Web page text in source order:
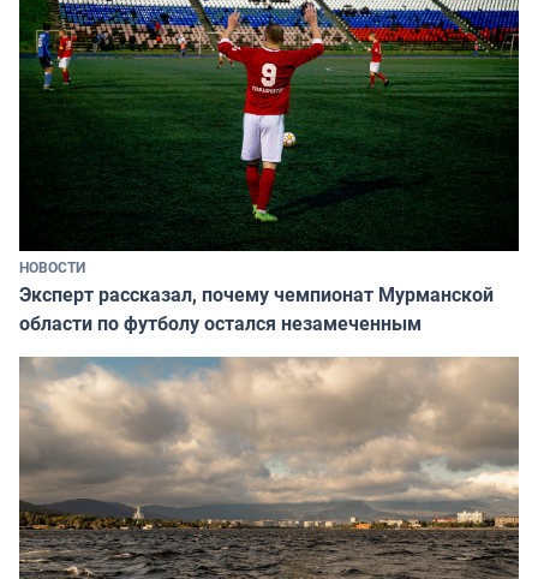
НОВОСТИ
Эксперт рассказал, почему чемпионат Мурманской
области по футболу остался незамеченным